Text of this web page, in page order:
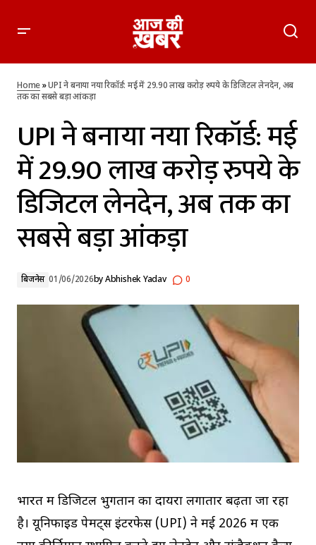
लेनदेन, अब तक का सबसे बड़ा आंकड़ा
Home»UPI ने बनाया नया रिकॉर्ड: मई में 29.90 लाख करोड़ रुपये के डिजिटल लेनदेन, अब
तक का सबसे बड़ा आंकड़ा
UPI ने बनाया नया रिकॉर्ड: मई
में 29.90 लाख करोड़ रुपये के
डिजिटल लेनदेन, अब तक का
सबसे बड़ा आंकड़ा
बिजनेस 01/06/2026byAbhishek Yadav 0
भारत में डिजिटल भुगतान का दायरा लगातार बढ़ता जा रहा
है। यूनिफाइड पेमेंट्स इंटरफेस (UPI) ने मई 2026 में एक